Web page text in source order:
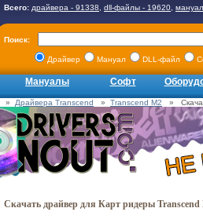
Всего: драйвера - 91338 dll-файлы - 19620
Поиск:
Драйвер Мануал DLL-файл
Мануалы Софт
» Драйвера Transcend » Transcend M2 »
Скачать драйвер для Карт ридеры